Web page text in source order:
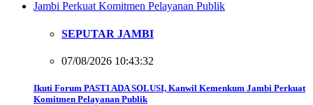
SEPUTAR JAMBI
07/08/2026 10:43:32
Ikuti Forum PASTI ADA SOLUSI, Kanwil Kemenkum Jambi Perkuat
Komitmen Pelayanan Publik